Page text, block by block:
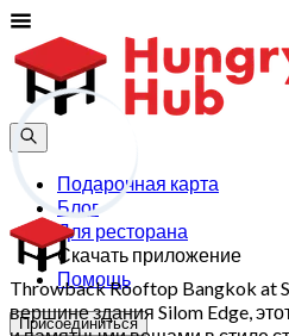
Подарочная карта
Блог
Для ресторана
Скачать приложение
Помощь
Присоединиться
Throwback Rooftop Bangkok at
вершине здания Silom Edge,